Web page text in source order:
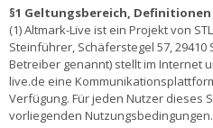
§1 Geltungsbereich, Definitionen
(1) Altmark-Live ist ein Projekt von
Steinführer, Schäferstegel 57,
Betreiber genannt) stellt im Internet
live.de eine
Verfügung. Für jeden Nutzer dieses
vorliegenden Nutzungsbedingungen.